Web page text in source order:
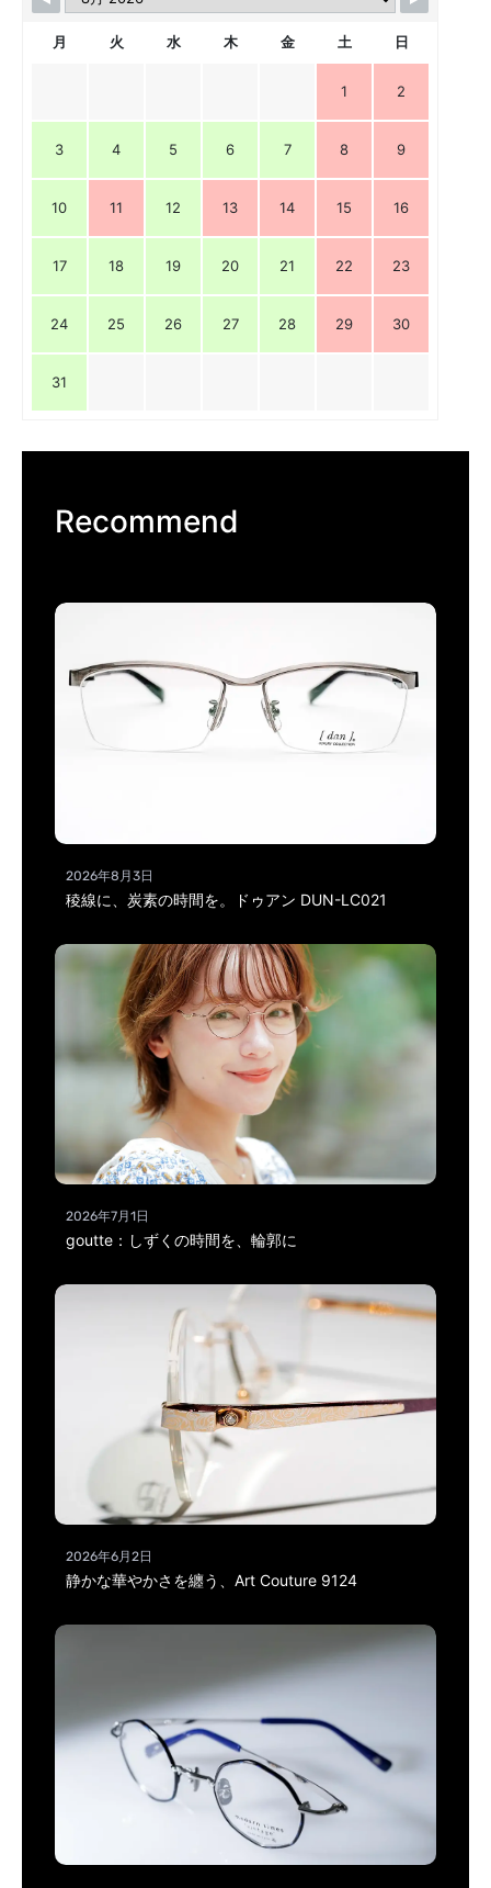
月 火 水 木 金 土 日
1 2
3 4 5 6 7 8 9
10 11 12 13 14 15 16
17 18 19 20 21 22 23
24 25 26 27 28 29 30
31
Recommend
2026年8月3日
稜線に、炭素の時間を。ドゥアン DUN-LC021
2026年7月1日
goutte：しずくの時間を、輪郭に
2026年6月2日
静かな華やかさを纏う、Art Couture 9124